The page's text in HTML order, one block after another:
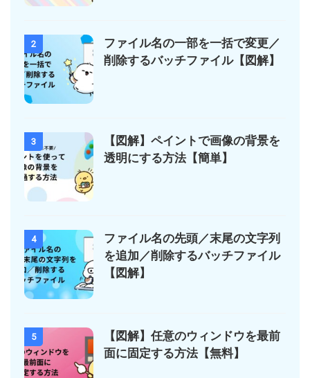
2
ファイル名の一部を一括で変更／
削除するバッチファイル【図解】
3
【図解】ペイントで画像の背景を
透明にする方法【簡単】
4
ファイル名の先頭／末尾の文字列
を追加／削除するバッチファイル
【図解】
5
【図解】任意のウィンドウを最前
面に固定する方法【無料】